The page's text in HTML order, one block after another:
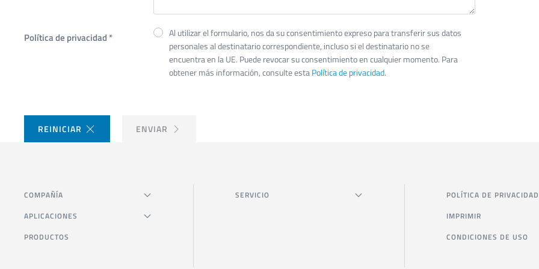
Política de privacidad *
Al utilizar el formulario, nos da su consentimiento expreso para transferir sus datos
personales al destinatario correspondiente, incluso si el destinatario no se
encuentra en la UE. Puede revocar su consentimiento en cualquier momento. Para
obtener más información, consulte estaPolítica de privacidad.
REINICIAR ENVIAR
COMPAÑÍA
APLICACIONES
PRODUCTOS
SERVICIO
POLÍTICA DE PRIVACIDAD
IMPRIMIR
CONDICIONES DE USO